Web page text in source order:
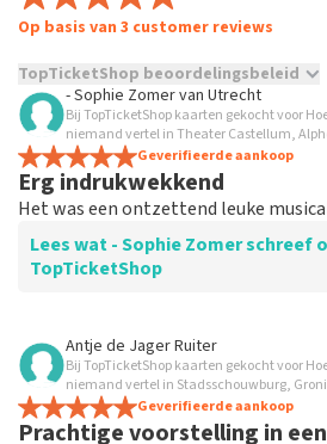
Op basis van 3 customer reviews
TopTicketShop beoordelingsbeleid
TopTicketShop verzamelt reviews
niet mogelijk om een review achter te
tickets hebt aangeschaft bij
grof taalgebruik en/of onwaarheden
Het kan enkele weken duren voordat
geplaatst.
- Sophie Zomervan Utrecht
Bij TopTicketShop kaarten gekocht voor
niemand vertel in Theater Castellum,
Geverifieerde aankoop
Erg indrukwekkend
Het was een ontzettend leuke
Lees wat - Sophie Zomer schreef over
TopTicketShop
Beoordeling van - Sophie Zomer over
Te duur
Antje de Jager Ruiter
Bij TopTicketShop kaarten gekocht voor
niemand vertel in Stadsschouwburg,
Geverifieerde aankoop
Prachtige voorstelling in